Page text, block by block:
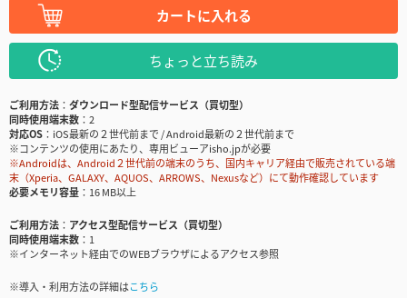
カートに入れる
ちょっと立ち読み
ご利用方法
ダウンロード型配信サービス（買切型）
同時使用端末数
2
対応OS
iOS最新の２世代前まで / Android最新の２世代前まで
※コンテンツの使用にあたり、専用ビューアisho.jpが必要
※Androidは、Android２世代前の端末のうち、国内キャリア経由で販売されている端
末（Xperia、GALAXY、AQUOS、ARROWS、Nexusなど）にて動作確認しています
必要メモリ容量
16 MB以上
ご利用方法
アクセス型配信サービス（買切型）
同時使用端末数
1
※インターネット経由でのWEBブラウザによるアクセス参照
※導入・利用方法の詳細はこちら